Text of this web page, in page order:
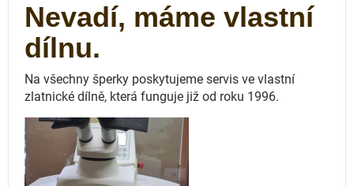
Nevadí, máme vlastní
dílnu.
Na všechny šperky poskytujeme servis ve vlastní
zlatnické dílně, která funguje již od roku 1996.